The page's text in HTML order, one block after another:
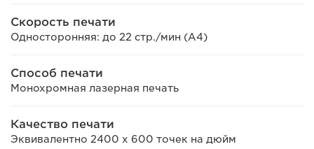
Скорость печати
Односторонняя: до 22 стр./мин (A4)
Способ печати
Монохромная лазерная печать
Качество печати
Эквивалентно 2400 x 600 точек на дюйм